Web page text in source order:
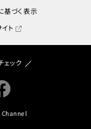
基づく表示
ト
ェック